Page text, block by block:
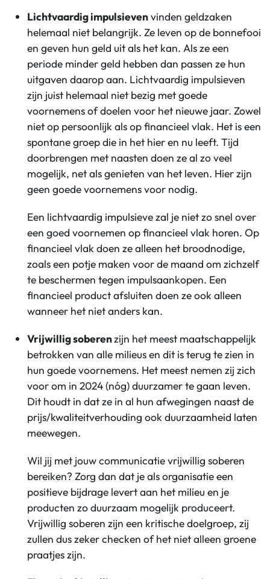
Lichtvaardig impulsievenvinden geldzaken
helemaal niet belangrijk. Ze leven op de bonnefooi
en geven hun geld uit als het kan. Als ze een
periode minder geld hebben dan passen ze hun
uitgaven daarop aan. Lichtvaardig impulsieven
zijn juist helemaal niet bezig met goede
voornemens of doelen voor het nieuwe jaar. Zowel
niet op persoonlijk als op financieel vlak. Het is een
spontane groep die in het hier en nu leeft. Tijd
doorbrengen met naasten doen ze al zo veel
mogelijk, net als genieten van het leven. Hier zijn
geen goede voornemens voor nodig.
Een lichtvaardig impulsieve zal je niet zo snel over
een goed voornemen op financieel vlak horen. Op
financieel vlak doen ze alleen het broodnodige,
zoals een potje maken voor de maand om zichzelf
te beschermen tegen impulsaankopen. Een
financieel product afsluiten doen ze ook alleen
wanneer het niet anders kan.
Vrijwillig soberenzijn het meest maatschappelijk
betrokken van alle milieus en dit is terug te zien in
hun goede voornemens. Het meest nemen zij zich
voor om in 2024 (nóg) duurzamer te gaan leven.
Dit houdt in dat ze in al hun afwegingen naast de
prijs/kwaliteitverhouding ook duurzaamheid laten
meewegen.
Wil jij met jouw communicatie vrijwillig soberen
bereiken? Zorg dan dat je als organisatie een
positieve bijdrage levert aan het milieu en je
producten zo duurzaam mogelijk produceert.
Vrijwillig soberen zijn een kritische doelgroep, zij
zullen dus zeker checken of het niet alleen groene
praatjes zijn.